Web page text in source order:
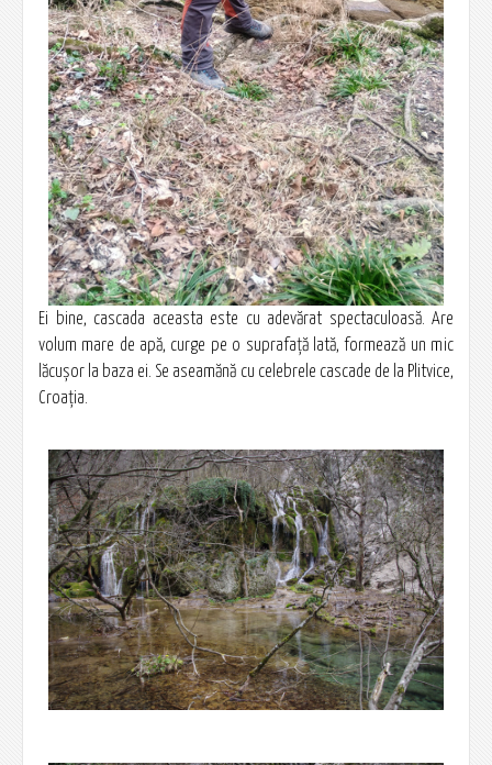
Ei bine, cascada aceasta este cu adevărat spectaculoasă. Are
volum mare de apă, curge pe o suprafață lată, formează un mic
lăcușor la baza ei. Se aseamănă cu celebrele cascade de la Plitvice,
Croația.